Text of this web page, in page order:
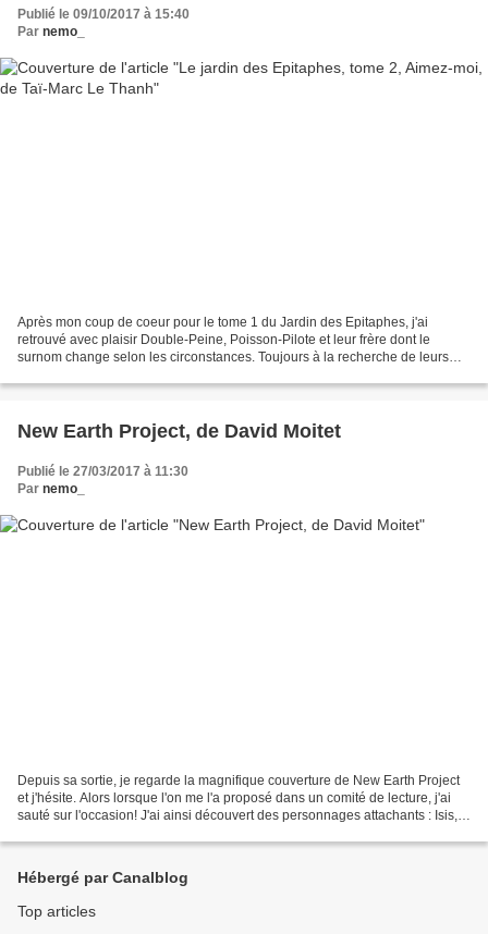
Publié le 09/10/2017 à 15:40
Par nemo_
Après mon coup de coeur pour le tome 1 du Jardin des Epitaphes, j'ai
retrouvé avec plaisir Double-Peine, Poisson-Pilote et leur frère dont le
surnom change selon les circonstances. Toujours à la recherche de leurs
New Earth Project, de David Moitet
Publié le 27/03/2017 à 11:30
Par nemo_
Depuis sa sortie, je regarde la magnifique couverture de New Earth Project
et j'hésite. Alors lorsque l'on me l'a proposé dans un comité de lecture, j'ai
sauté sur l'occasion! J'ai ainsi découvert des personnages attachants : Isis,
Hébergé par Canalblog
Top articles